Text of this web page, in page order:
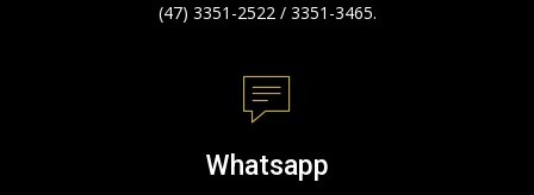
(47) 3351-2522 / 3351-3465.
Whatsapp